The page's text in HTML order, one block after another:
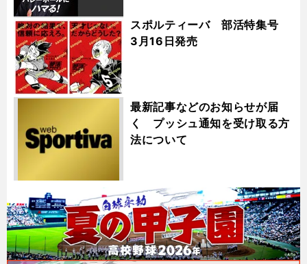
スポルティーバ 部活特集号
3月16日発売
最新記事などのお知らせが届
く プッシュ通知を受け取る方
法について